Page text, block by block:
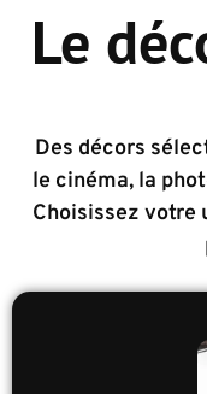
Le
Des décors
le cinéma, la
Choisissez votre